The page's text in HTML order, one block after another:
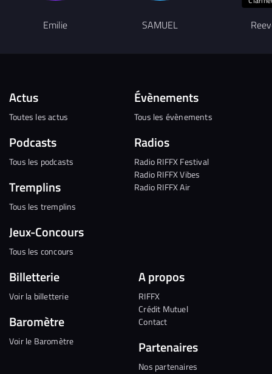
Emilie SAMUEL
Actus
Toutes les actus
Podcasts
Tous les podcasts
Tremplins
Tous les tremplins
Jeux-Concours
Tous les concours
Évènements
Tous les évènements
Radios
Radio RIFFX Festival
Radio RIFFX Vibes
Radio RIFFX Air
Billetterie
Voir la billetterie
Baromètre
Voir le Baromètre
A propos
RIFFX
Crédit Mutuel
Contact
Partenaires
Nos partenaires